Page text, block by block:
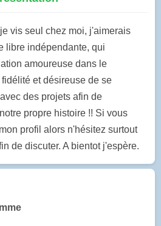
vis seul chez moi, j'aimerais
libre indépendante, qui
amoureuse dans le
et désireuse de se
des projets afin de
propre histoire !! Si vous
profil alors n'hésitez surtout
de discuter. A bientot j'espère.